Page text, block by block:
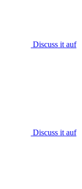
Discuss it auf
Discuss it auf